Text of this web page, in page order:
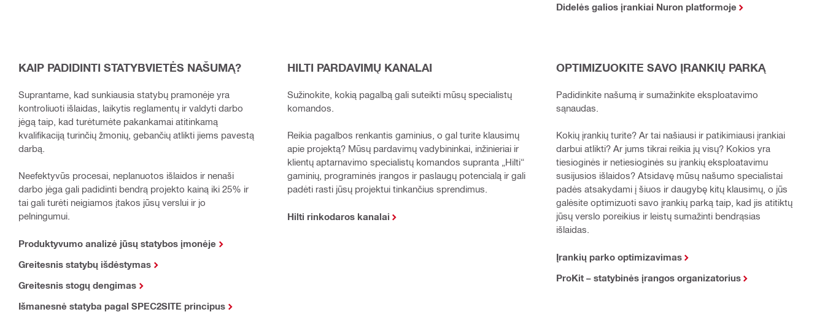
Didelės galios įrankiai Nuron platformoje
KAIP PADIDINTI STATYBVIETĖS NAŠUMĄ?
Suprantame, kad sunkiausia statybų pramonėje yra
kontroliuoti išlaidas, laikytis reglamentų ir valdyti darbo
jėgą taip, kad turėtumėte pakankamai atitinkamą
kvalifikaciją turinčių žmonių, gebančių atlikti jiems pavestą
darbą.
Neefektyvūs procesai, neplanuotos išlaidos ir nenaši
darbo jėga gali padidinti bendrą projekto kainą iki 25% ir
tai gali turėti neigiamos įtakos jūsų verslui ir jo
pelningumui.
Produktyvumo analizė jūsų statybos įmonėje
Greitesnis statybų išdėstymas
Greitesnis stogų dengimas
Išmanesnė statyba pagal SPEC2SITE principus
HILTI PARDAVIMŲ KANALAI
Sužinokite, kokią pagalbą gali suteikti mūsų specialistų
komandos.
Reikia pagalbos renkantis gaminius, o gal turite klausimų
apie projektą? Mūsų pardavimų vadybininkai, inžinieriai ir
klientų aptarnavimo specialistų komandos supranta „Hilti“
gaminių, programinės įrangos ir paslaugų potencialą ir gali
padėti rasti jūsų projektui tinkančius sprendimus.
Hilti rinkodaros kanalai
OPTIMIZUOKITE SAVO ĮRANKIŲ PARKĄ
Padidinkite našumą ir sumažinkite eksploatavimo
sąnaudas.
Kokių įrankių turite? Ar tai našiausi ir patikimiausi įrankiai
darbui atlikti? Ar jums tikrai reikia jų visų? Kokios yra
tiesioginės ir netiesioginės su įrankių eksploatavimu
susijusios išlaidos? Atsidavę mūsų našumo specialistai
padės atsakydami į šiuos ir daugybę kitų klausimų, o jūs
galėsite optimizuoti savo įrankių parką taip, kad jis atitiktų
jūsų verslo poreikius ir leistų sumažinti bendrąsias
išlaidas.
Įrankių parko optimizavimas
ProKit – statybinės įrangos organizatorius